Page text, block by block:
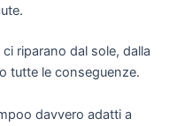
riparano dal sole, dalla
tutte le conseguenze.
davvero adatti a